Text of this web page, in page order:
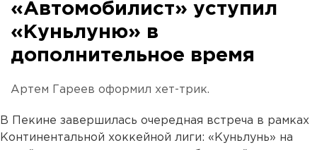
«Автомобилист» уступил
«Куньлуню» в
дополнительное время
Артем Гареев оформил хет-трик.
В Пекине завершилась очередная встреча в рамках
Континентальной хоккейной лиги: «Куньлунь» на